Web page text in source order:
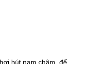
hút nam châm, để